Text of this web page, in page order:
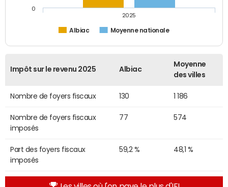
Albiac Moyenne nationale
2025
0
Impôt sur le revenu 2025 Albiac
Moyenne
des villes
Nombre de foyers fiscaux 130 1 186
Nombre de foyers fiscaux
imposés
77 574
Part des foyers fiscaux
imposés
59,2 % 48,1 %